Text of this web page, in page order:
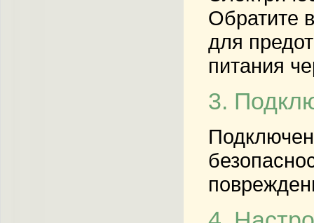
Обратите
для
питания
3.